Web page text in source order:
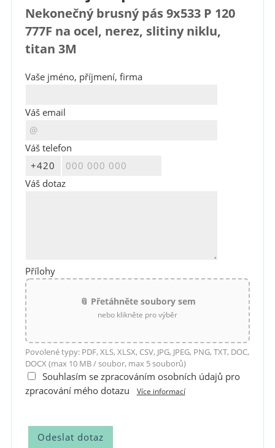
Nekonečný brusný pás 9x533 P 120
777F na ocel, nerez, slitiny niklu,
titan 3M
Vaše jméno, příjmení, firma
Váš email
Váš telefon
Váš dotaz
Přílohy
📎 Přetáhněte soubory sem
nebo klikněte pro výběr
Povolené typy: PDF, XLS, XLSX, CSV, JPG, JPEG, PNG, TXT, DOC,
DOCX (max 10 MB / soubor, max 5 souborů)
Souhlasím se zpracováním osobních údajů pro
zpracování mého dotazu
Více informací